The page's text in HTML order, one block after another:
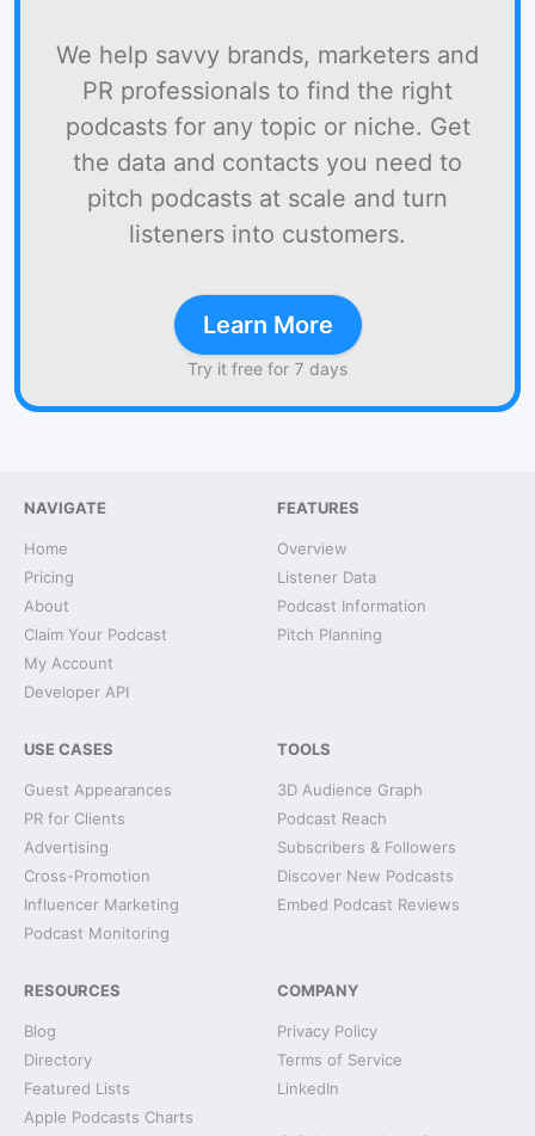
We help savvy brands, marketers and
PR professionals to find the right
podcasts for any topic or niche. Get
the data and contacts you need to
pitch podcasts at scale and turn
listeners into customers.
Learn More
Try it free for 7 days
NAVIGATE
Home
Pricing
About
Claim Your Podcast
My Account
Developer API
FEATURES
Overview
Listener Data
Podcast Information
Pitch Planning
USE CASES
Guest Appearances
PR for Clients
Advertising
Cross-Promotion
Influencer Marketing
Podcast Monitoring
TOOLS
3D Audience Graph
Podcast Reach
Subscribers & Followers
Discover New Podcasts
Embed Podcast Reviews
RESOURCES
Blog
Directory
Featured Lists
Apple Podcasts Charts
COMPANY
Privacy Policy
Terms of Service
LinkedIn